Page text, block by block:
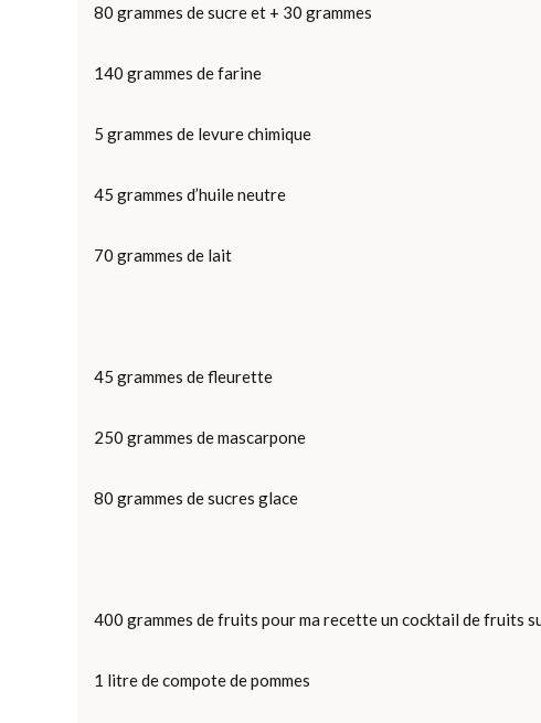
80 grammes de sucre et + 30 grammes
140 grammes de farine
5 grammes de levure chimique
45 grammes d’huile neutre
70 grammes de lait
45 grammes de fleurette
250 grammes de mascarpone
80 grammes de sucres glace
400 grammes de fruits pour ma recette un cocktail de fruits
1 litre de compote de pommes